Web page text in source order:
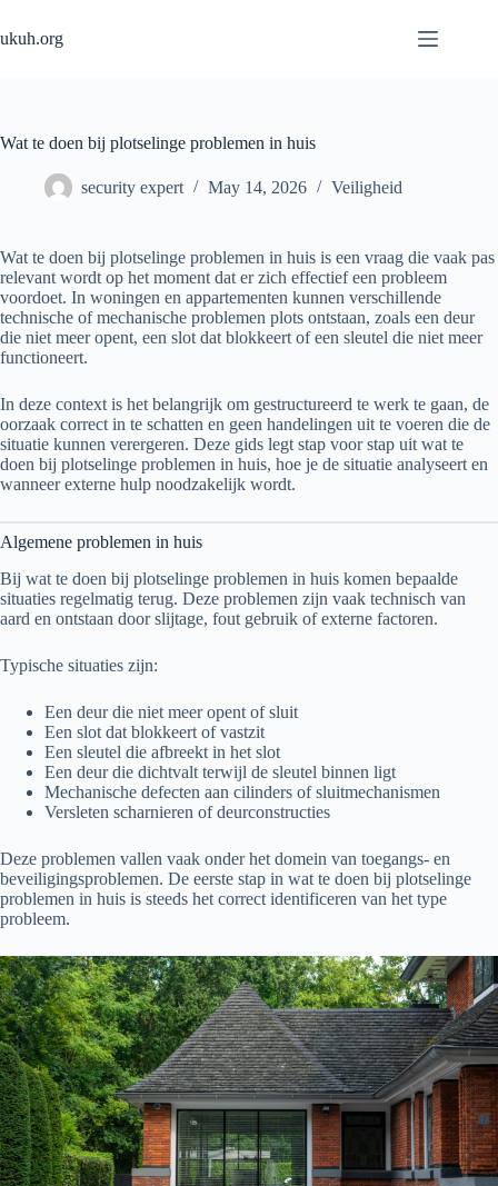
to
content
ukuh.org
Wat te doen bij plotselinge problemen in huis
security expert May 14, 2026 Veiligheid
Wat te doen bij plotselinge problemen in huis is een vraag die vaak pas
relevant wordt op het moment dat er zich effectief een probleem
voordoet. In woningen en appartementen kunnen verschillende
technische of mechanische problemen plots ontstaan, zoals een deur
die niet meer opent, een slot dat blokkeert of een sleutel die niet meer
functioneert.
In deze context is het belangrijk om gestructureerd te werk te gaan, de
oorzaak correct in te schatten en geen handelingen uit te voeren die de
situatie kunnen verergeren. Deze gids legt stap voor stap uit wat te
doen bij plotselinge problemen in huis, hoe je de situatie analyseert en
wanneer externe hulp noodzakelijk wordt.
Algemene problemen in huis
Bij wat te doen bij plotselinge problemen in huis komen bepaalde
situaties regelmatig terug. Deze problemen zijn vaak technisch van
aard en ontstaan door slijtage, fout gebruik of externe factoren.
Typische situaties zijn:
Een deur die niet meer opent of sluit
Een slot dat blokkeert of vastzit
Een sleutel die afbreekt in het slot
Een deur die dichtvalt terwijl de sleutel binnen ligt
Mechanische defecten aan cilinders of sluitmechanismen
Versleten scharnieren of deurconstructies
Deze problemen vallen vaak onder het domein van toegangs- en
beveiligingsproblemen. De eerste stap in wat te doen bij plotselinge
problemen in huis is steeds het correct identificeren van het type
probleem.